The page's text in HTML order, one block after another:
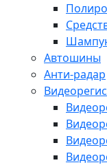
Автошины
Анти-радар